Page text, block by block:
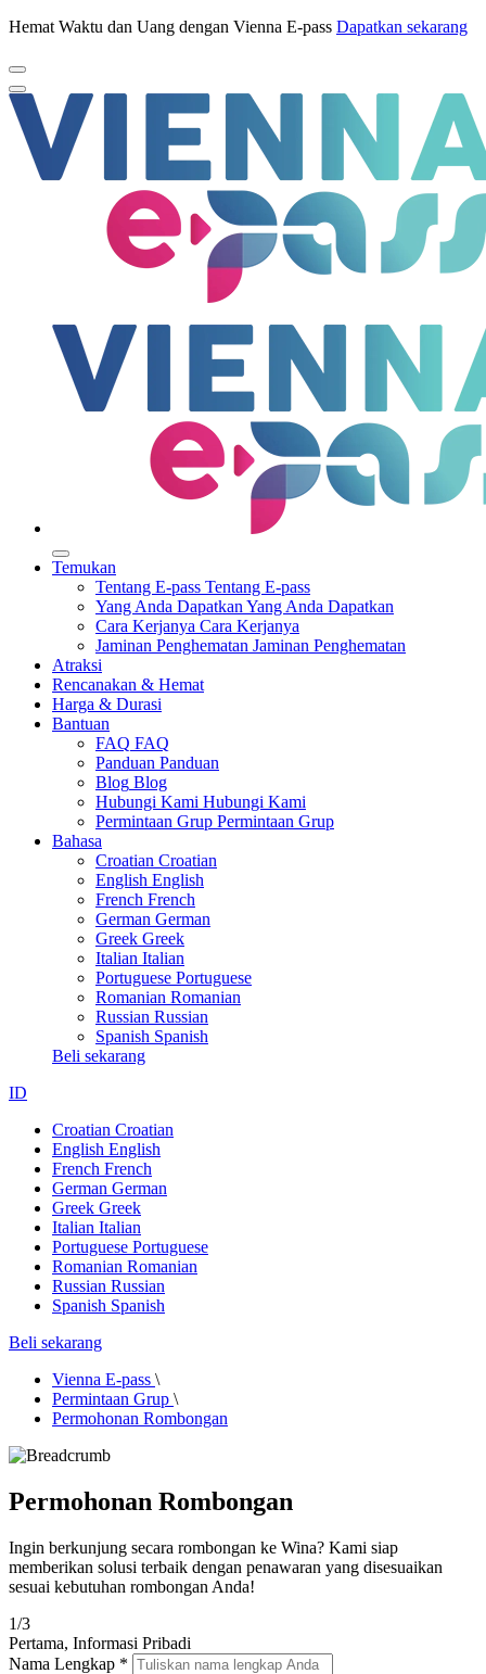
Hemat Waktu dan Uang dengan Vienna E-pass Dapatkan sekarang
Temukan
Tentang E-pass Tentang E-pass
Yang Anda Dapatkan Yang Anda Dapatkan
Cara Kerjanya Cara Kerjanya
Jaminan Penghematan Jaminan Penghematan
Atraksi
Rencanakan & Hemat
Harga & Durasi
Bantuan
FAQ FAQ
Panduan Panduan
Blog Blog
Hubungi Kami Hubungi Kami
Permintaan Grup Permintaan Grup
Bahasa
Croatian Croatian
English English
French French
German German
Greek Greek
Italian Italian
Portuguese Portuguese
Romanian Romanian
Russian Russian
Spanish Spanish
Beli sekarang
ID
Croatian Croatian
English English
French French
German German
Greek Greek
Italian Italian
Portuguese Portuguese
Romanian Romanian
Russian Russian
Spanish Spanish
Beli sekarang
Vienna E-pass \
Permintaan Grup \
Permohonan Rombongan
Permohonan Rombongan
Ingin berkunjung secara rombongan ke Wina? Kami siap
memberikan solusi terbaik dengan penawaran yang disesuaikan
sesuai kebutuhan rombongan Anda!
1/3
Pertama, Informasi Pribadi
Nama Lengkap *